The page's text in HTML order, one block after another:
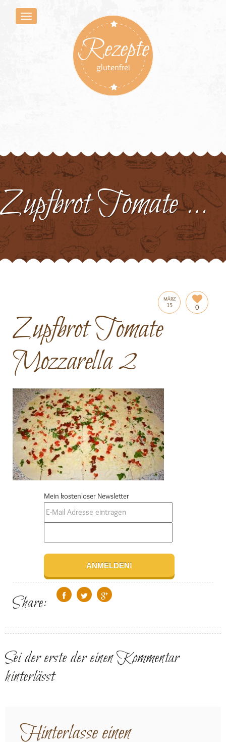
Rezepte
glutenfrei
Zupfbrot Tomate Mozzarella 2
MÄRZ
15 0
Zupfbrot Tomate
Mozzarella 2
Mein kostenloser Newsletter
Share:
Sei der erste der einen Kommentar
hinterlässt
Hinterlasse einen